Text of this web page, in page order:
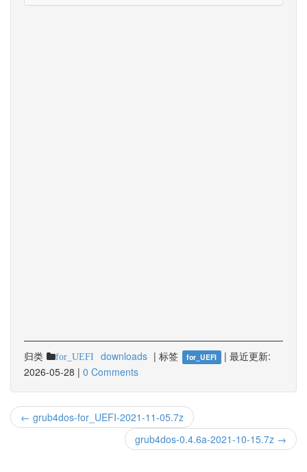
归类 for_UEFI downloads | 标签 for_UEFI | 最近更新:
2026-05-28 | 0 Comments
← grub4dos-for_UEFI-2021-11-05.7z
grub4dos-0.4.6a-2021-10-15.7z →